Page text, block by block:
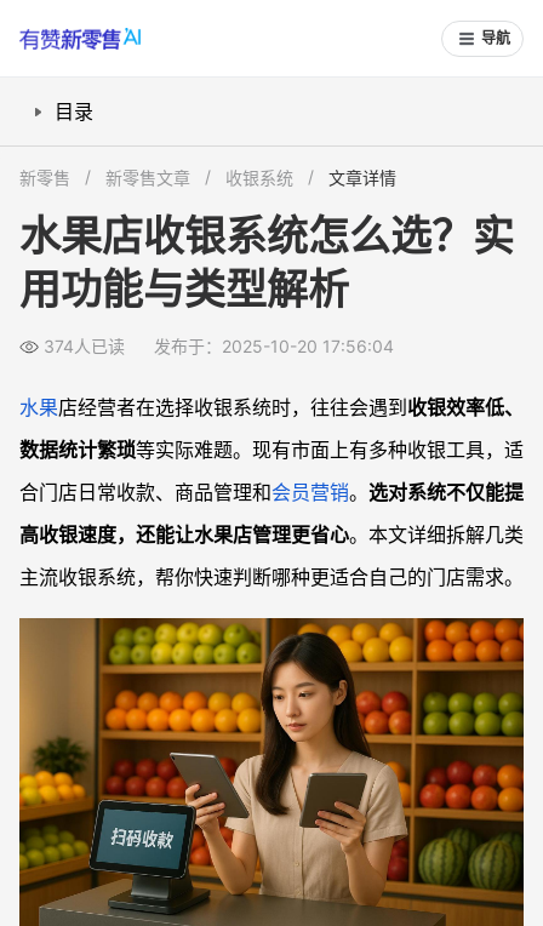
导航
目录
收银系统有哪些必备功能？
水果店老板如何选择合适的系统？
水果店用扫码收款工具够用吗？
智能收银系统维修和维护难吗？
新零售 新零售文章 收银系统 文章详情
水果店收银系统怎么选？实
用功能与类型解析
374人已读 发布于：2025-10-20 17:56:04
水果店经营者在选择收银系统时，往往会遇到 收银效率低、
数据统计繁琐等实际难题。现有市面上有多种收银工具，适
合门店日常收款、商品管理和会员营销。 选对系统不仅能提
高收银速度，还能让水果店管理更省心。本文详细拆解几类
主流收银系统，帮你快速判断哪种更适合自己的门店需求。